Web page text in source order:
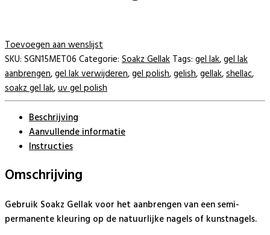
Toevoegen aan wenslijst
SKU: SGN15MET06 Categorie: Soakz Gellak Tags: gel lak,gel lak
aanbrengen,gel lak verwijderen,gel polish,gelish,gellak,shellac,
soakz gel lak,uv gel polish
Beschrijving
Aanvullende informatie
Instructies
Omschrijving
Gebruik Soakz Gellak voor het aanbrengen van een semi-
permanente kleuring op de natuurlijke nagels of kunstnagels.